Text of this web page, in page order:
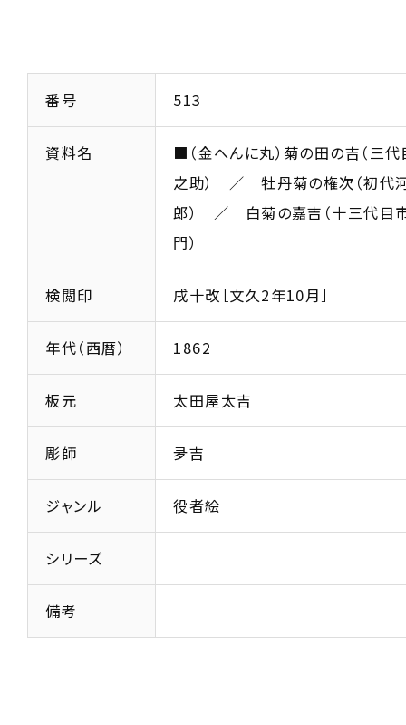
番号 513
資料名
■（金へんに丸）菊の田の吉（三
之助） ／ 牡丹菊の権次（初代
郎） ／ 白菊の嘉吉（十三代目
門）
検閲印 戌十改［文久2年10月］
年代（西暦） 1862
板元 太田屋太吉
彫師 夛吉
ジャンル 役者絵
シリーズ
備考